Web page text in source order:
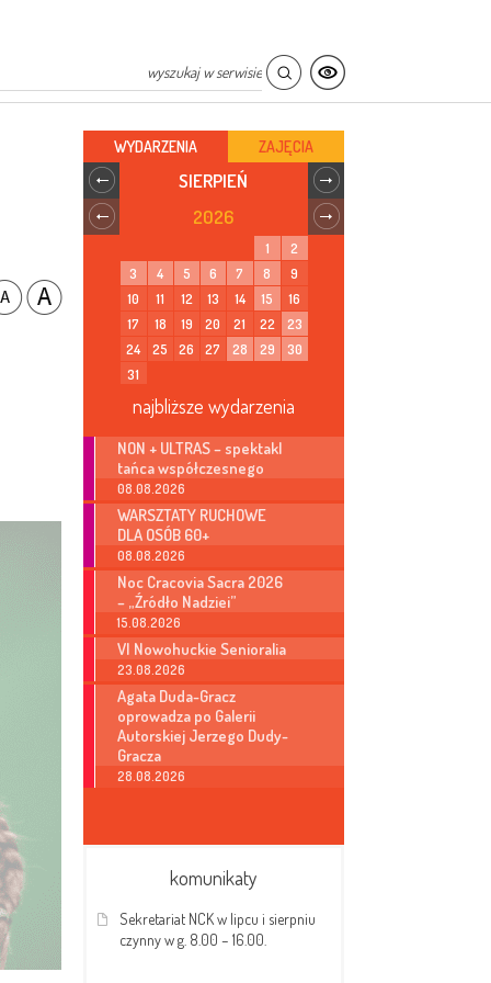
WYDARZENIA ZAJĘCIA
SIERPIEŃ
2026
1
2
3
4 5 6 7 8
9
10
11 12 13 14 15
16
17
18 19 20 21 22
23
24
25 26 27 28 29
30
31
najbliższe wydarzenia
NON + ULTRAS – spektakl
tańca współczesnego
08.08.2026
WARSZTATY RUCHOWE
DLA OSÓB 60+
08.08.2026
Noc Cracovia Sacra 2026
– „Źródło Nadziei”
15.08.2026
VI Nowohuckie Senioralia
23.08.2026
Agata Duda-Gracz
oprowadza po Galerii
Autorskiej Jerzego Dudy-
Gracza
28.08.2026
komunikaty
Sekretariat NCK w lipcu i sierpniu
czynny w g. 8.00 – 16.00.